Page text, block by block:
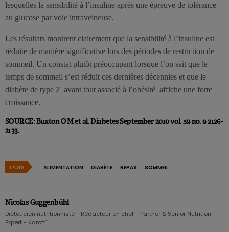
lesquelles la sensibilité à l’insuline après une épreuve de tolérance
au glucose par voie intraveineuse.
Les résultats montrent clairement que la sensibilité à l’insuline est
réduite de manière significative lors des périodes de restriction de
sommeil. Un constat plutôt préoccupant lorsque l’on sait que le
temps de sommeil s’est réduit ces dernières décennies et que le
diabète de type 2  avant tout associé à l’obésité  affiche une forte
croissance.
SOURCE: Buxton O M et al. Diabetes September 2010 vol. 59 no. 9 2126-
2133.
TAGS ALIMENTATION DIABÈTE REPAS SOMMEIL
Nicolas Guggenbühl
Diététicien nutritionniste - Rédacteur en chef - Partner & Senior Nutrition
Expert - Karott'